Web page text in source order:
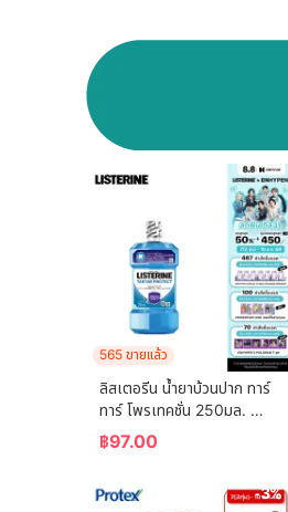
565 ขายแล้ว
ลิสเตอรีน น้ำยาบ้วนปาก ทาร์
ทาร์ โพรเทคชั่น 250มล.
Listerine mouthwash
Tartar Protection 250ml.
฿97.00
-3%